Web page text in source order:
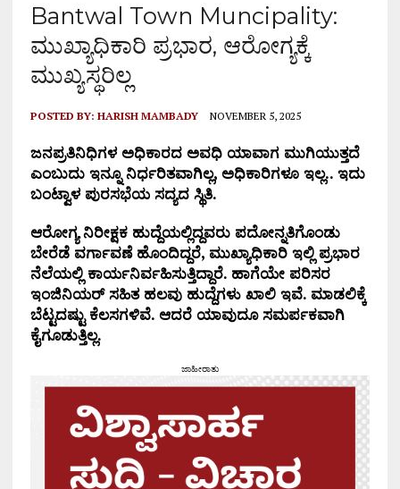
Bantwal Town Muncipality:
ಮುಖ್ಯಾಧಿಕಾರಿ ಪ್ರಭಾರ, ಆರೋಗ್ಯಕ್ಕೆ
ಮುಖ್ಯಸ್ಥರಿಲ್ಲ
POSTED BY: HARISH MAMBADY NOVEMBER 5, 2025
ಜನಪ್ರತಿನಿಧಿಗಳ ಅಧಿಕಾರದ ಅವಧಿ ಯಾವಾಗ ಮುಗಿಯುತ್ತದೆ
ಎಂಬುದು ಇನ್ನೂ ನಿರ್ಧರಿತವಾಗಿಲ್ಲ, ಅಧಿಕಾರಿಗಳೂ ಇಲ್ಲ.. ಇದು
ಬಂಟ್ವಾಳ ಪುರಸಭೆಯ ಸದ್ಯದ ಸ್ಥಿತಿ.
ಆರೋಗ್ಯ ನಿರೀಕ್ಷಕ ಹುದ್ದೆಯಲ್ಲಿದ್ದವರು ಪದೋನ್ನತಿಗೊಂಡು
ಬೇರೆಡೆ ವರ್ಗಾವಣೆ ಹೊಂದಿದ್ದರೆ, ಮುಖ್ಯಾಧಿಕಾರಿ ಇಲ್ಲಿ ಪ್ರಭಾರ
ನೆಲೆಯಲ್ಲಿ ಕಾರ್ಯನಿರ್ವಹಿಸುತ್ತಿದ್ದಾರೆ. ಹಾಗೆಯೇ ಪರಿಸರ
ಇಂಜಿನಿಯರ್ ಸಹಿತ ಹಲವು ಹುದ್ದೆಗಳು ಖಾಲಿ ಇವೆ. ಮಾಡಲಿಕ್ಕೆ
ಬೆಟ್ಟದಷ್ಟು ಕೆಲಸಗಳಿವೆ. ಆದರೆ ಯಾವುದೂ ಸಮರ್ಪಕವಾಗಿ
ಕೈಗೂಡುತ್ತಿಲ್ಲ.
ಜಾಹೀರಾತು